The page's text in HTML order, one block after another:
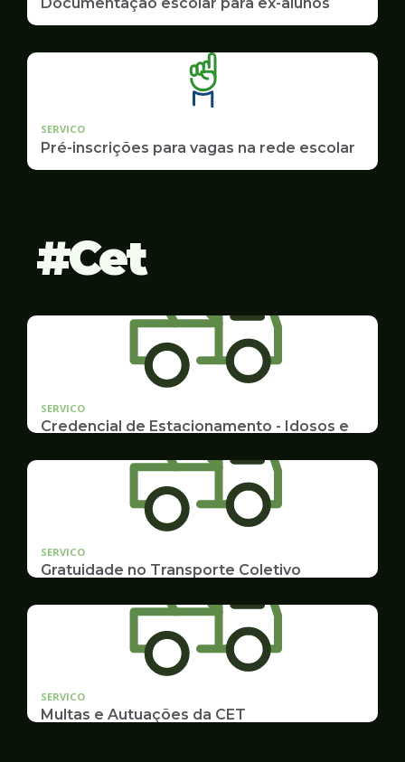
SERVICO
Pré-inscrições para vagas na rede escolar
Cet
SERVICO
Credencial de Estacionamento - Idosos e
Cadastramento e Renovação
SERVICO
Gratuidade no Transporte Coletivo
Estudantes
SERVICO
Multas e Autuações da CET